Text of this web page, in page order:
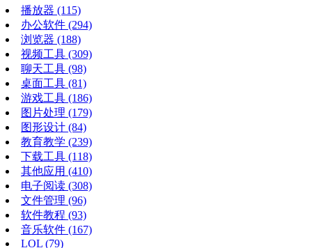
播放器 (115)
办公软件 (294)
浏览器 (188)
视频工具 (309)
聊天工具 (98)
桌面工具 (81)
游戏工具 (186)
图片处理 (179)
图形设计 (84)
教育教学 (239)
下载工具 (118)
其他应用 (410)
电子阅读 (308)
文件管理 (96)
软件教程 (93)
音乐软件 (167)
LOL (79)